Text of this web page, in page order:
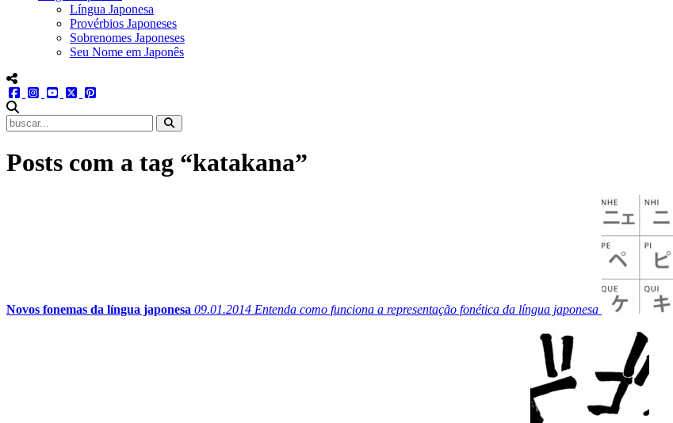
Língua Japonesa
Provérbios Japoneses
Sobrenomes Japoneses
Seu Nome em Japonês
menu redes social
facebookinstagram
youtube
twitter
Posts com a tag “katakana”
Novos fonemas da língua japonesa 09.01.2014 Entenda como funciona a representação fonética da língua japonesa